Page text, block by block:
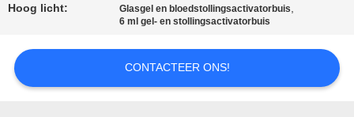
Hoog licht: Glasgel en bloedstollingsactivatorbuis,
6 ml gel- en stollingsactivatorbuis
CONTACTEER ONS!